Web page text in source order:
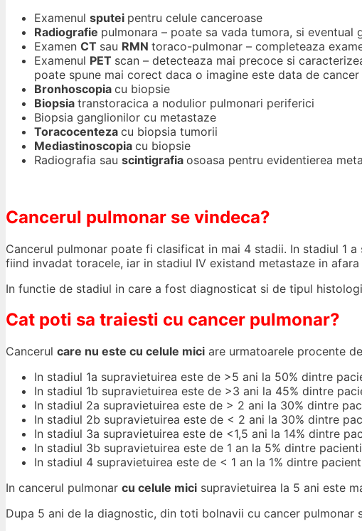
Examenul sputei pentru celule canceroase
Radiografie pulmonara – poate sa vada tumora, si eventual
Examen CT sau RMN toraco-pulmonar – completeaza
Examenul PET scan – detecteaza mai precoce si
poate spune mai corect daca o imagine este data de cancer
Bronhoscopia cu biopsie
Biopsia transtoracica a nodulior pulmonari periferici
Biopsia ganglionilor cu metastaze
Toracocenteza cu biopsia tumorii
Mediastinoscopia cu biopsie
Radiografia sau scintigrafia osoasa pentru evidentierea
Cancerul pulmonar se vindeca?
Cancerul pulmonar poate fi clasificat in mai 4 stadii. In stadiul 1
fiind invadat toracele, iar in stadiul IV existand metastaze in
In functie de stadiul in care a fost diagnosticat si de tipul
Cat poti sa traiesti cu cancer pulmonar?
Cancerul care nu este cu celule mici are urmatoarele procente
In stadiul 1a supravietuirea este de >5 ani la 50% dintre
In stadiul 1b supravietuirea este de >3 ani la 45% dintre
In stadiul 2a supravietuirea este de > 2 ani la 30% dintre
In stadiul 2b supravietuirea este de < 2 ani la 30% dintre
In stadiul 3a supravietuirea este de <1,5 ani la 14% dintre
In stadiul 3b supravietuirea este de 1 an la 5% dintre pacienti
In stadiul 4 supravietuirea este de < 1 an la 1% dintre
In cancerul pulmonar cu celule mici supravietuirea la 5 ani este
Dupa 5 ani de la diagnostic, din toti bolnavii cu cancer